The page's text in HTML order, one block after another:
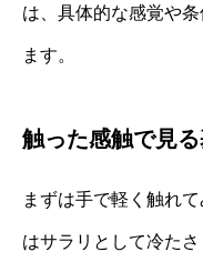
は、具体的な感覚や
ます。
触った感触で見
まずは手で軽く触れ
はサラリとして冷た